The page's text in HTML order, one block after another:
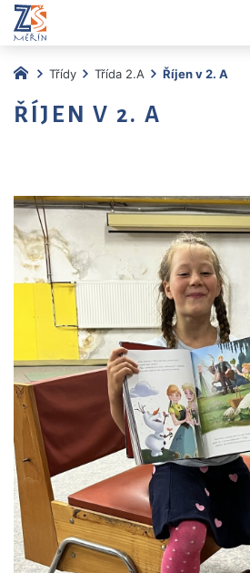
Třídy Třída 2.A Říjen v 2. A
ŘÍJEN V 2. A